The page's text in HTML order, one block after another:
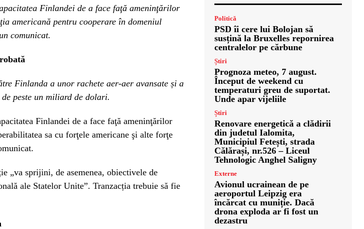
Finlandei de a face faţă ameninţărilor
americană pentru cooperare în domeniul
comunicat.
Finlanda a unor rachete aer-aer avansate și a
peste un miliard de dolari.
Finlandei de a face faţă ameninţărilor
sa cu forţele americane şi alte forţe
„va sprijini, de asemenea, obiectivele de
ale Statelor Unite”. Tranzacția trebuie să fie
Politică
PSD îi cere lui Bolojan să
susțină la Bruxelles repornirea
centralelor pe cărbune
Știri
Prognoza meteo, 7 august.
Început de weekend cu
temperaturi greu de suportat.
Unde apar vijeliile
Știri
Renovare energetică a clădirii
din judetul Ialomita,
Municipiul Fetești, strada
Călărași, nr.526 – Liceul
Tehnologic Anghel Saligny
Externe
Avionul ucrainean de pe
aeroportul Leipzig era
încărcat cu muniție. Dacă
drona exploda ar fi fost un
dezastru